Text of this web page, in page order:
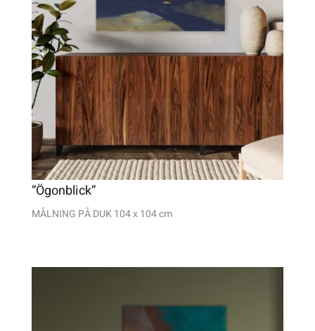
“Ögonblick”
MÅLNING PÅ DUK 104 x 104 cm